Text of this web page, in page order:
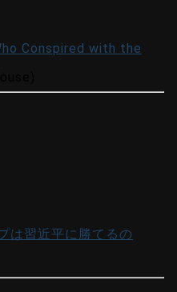
Conspired with the
は習近平に勝てるの